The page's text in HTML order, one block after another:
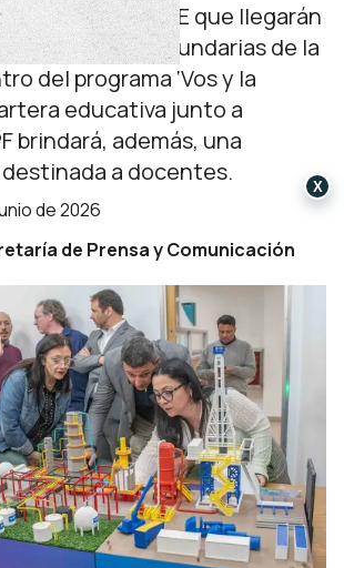
dispositivos V4LE que llegarán
Primarias y Secundarias de la
del programa ‘Vos y la
educativa junto a
brindará, además, una
a docentes.
de 2026
de Prensa y Comunicación
X